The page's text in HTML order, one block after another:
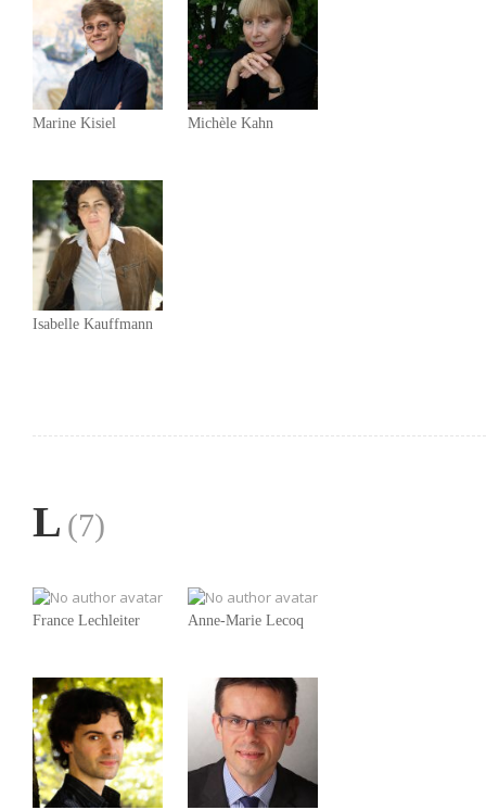
Marine Kisiel Michèle Kahn
Isabelle Kauffmann
L (7)
France Lechleiter Anne-Marie Lecoq